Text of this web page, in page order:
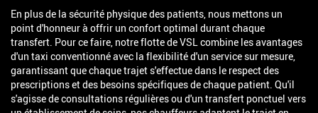
En plus de la sécurité physique des patients, nous mettons un
point d'honneur à offrir un confort optimal durant chaque
transfert. Pour ce faire, notre flotte de VSL combine les avantages
d'un taxi conventionné avec la flexibilité d'un service sur mesure,
garantissant que chaque trajet s'effectue dans le respect des
prescriptions et des besoins spécifiques de chaque patient. Qu'il
s'agisse de consultations régulières ou d'un transfert ponctuel vers